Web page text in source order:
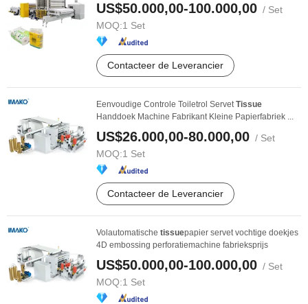
US$50.000,00-100.000,00 / Set
MOQ:1 Set
Contacteer de Leverancier
Eenvoudige Controle Toiletrol ServetTissue
Handdoek Machine Fabrikant Kleine Papierfabriek ...
US$26.000,00-80.000,00 / Set
MOQ:1 Set
Contacteer de Leverancier
Volautomatische tissuepapier servet vochtige doekjes
4D embossing perforatiemachine fabrieksprijs
US$50.000,00-100.000,00 / Set
MOQ:1 Set